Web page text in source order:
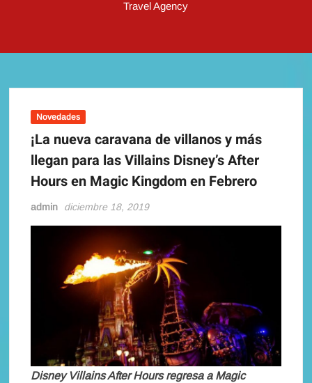
Travel Agency
Novedades
¡La nueva caravana de villanos y más
llegan para las Villains Disney’s After
Hours en Magic Kingdom en Febrero
admin diciembre 18, 2019
Disney Villains After Hours regresa a Magic